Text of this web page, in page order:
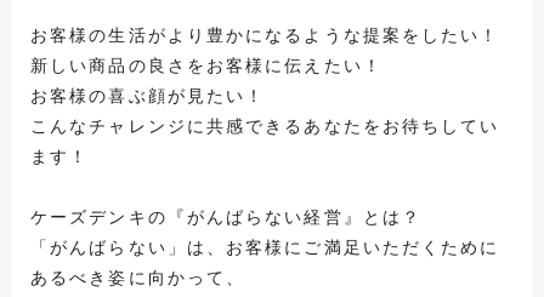
お客様の生活がより豊かになるような提案をしたい！
新しい商品の良さをお客様に伝えたい！
お客様の喜ぶ顔が見たい！
こんなチャレンジに共感できるあなたをお待ちしてい
ます！
ケーズデンキの『がんばらない経営』とは？
「がんばらない」は、お客様にご満足いただくために
あるべき姿に向かって、